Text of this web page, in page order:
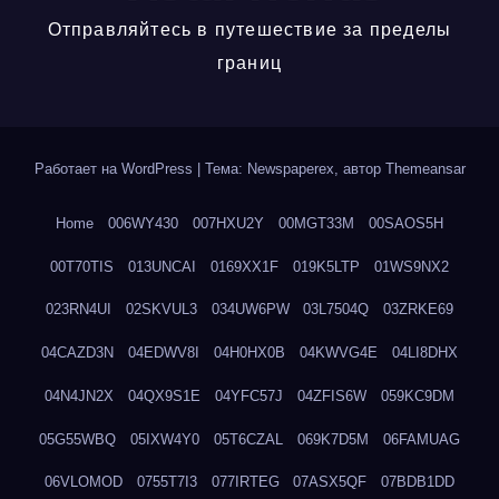
Отправляйтесь в путешествие за пределы
границ
Работает на WordPress Тема: Newspaperex, автор Themeansar
Home 006WY430 007HXU2Y 00MGT33M 00SAOS5H
00T70TIS 013UNCAI 0169XX1F 019K5LTP 01WS9NX2
023RN4UI 02SKVUL3 034UW6PW 03L7504Q 03ZRKE69
04CAZD3N 04EDWV8I 04H0HX0B 04KWVG4E 04LI8DHX
04N4JN2X 04QX9S1E 04YFC57J 04ZFIS6W 059KC9DM
05G55WBQ 05IXW4Y0 05T6CZAL 069K7D5M 06FAMUAG
06VLOMOD 0755T7I3 077IRTEG 07ASX5QF 07BDB1DD